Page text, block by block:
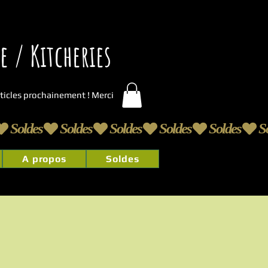
/ Kitcheries
prochainement ! Merci
A propos Soldes